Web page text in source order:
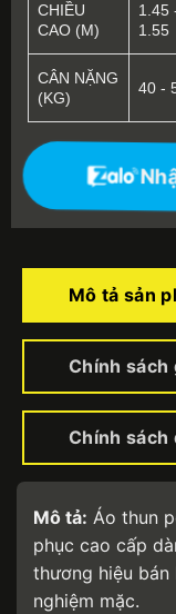
CHIỀU
CAO (M)
1.45
1.55
CÂN NẶNG
(KG)
40 -
Mô tả sản
Chính sách
Chính sách
Mô tả: Áo thun
phục cao cấp
thương hiệu bán
nghiệm mặc.